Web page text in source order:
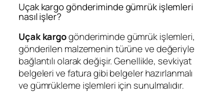
Uçak kargo gönderiminde gümrük işlemleri
nasıl işler?
Uçak kargogönderiminde gümrük işlemleri,
gönderilen malzemenin türüne ve değeriyle
bağlantılı olarak değişir. Genellikle, sevkiyat
belgeleri ve fatura gibi belgeler hazırlanmalı
ve gümrükleme işlemleri için sunulmalıdır.